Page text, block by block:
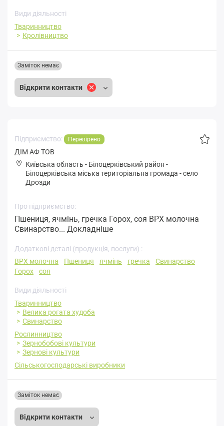
Види діяльності
Тваринництво
Кролівництво
Відкрити контакти
Заміток немає
Підприємство: Перевірено
ДІМ АФ ТОВ
Київська область - Білоцерківський район -
Білoцepківськa міська територіальна громада -село
Дрозди
Про підприємство:
Пшениця, ячмінь, гречка Горох, соя ВРХ молочна
Свинарство... Докладніше
Додаткові деталі (продукція, послуги) :
ВРХ молочна
Пшениця ячмінь гречка
Свинарство
Горох
соя
Види діяльності
Тваринництво
Велика рогата худоба
Свинарство
Рослинництво
Зернобобові культури
Зернові культури
Сільськогосподарські виробники
Відкрити контакти
Заміток немає